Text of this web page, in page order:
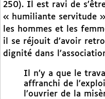
250). Il est ravi de
« humiliante servitude
les hommes et les
il se réjouit d’avoir
dignité dans
Il n’y a que le
affranchi de
l’ouvrier de la